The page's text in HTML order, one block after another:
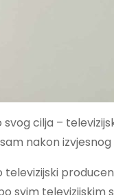
cilja –
nakon
svim